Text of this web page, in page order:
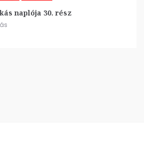
naplója 30. rész